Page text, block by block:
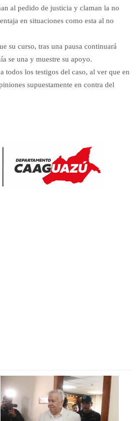
al pedido de justicia y claman la no
en situaciones como esta al no
su curso, tras una pausa continuará
se una y muestre su apoyo.
todos los testigos del caso, al ver que en
supuestamente en contra del